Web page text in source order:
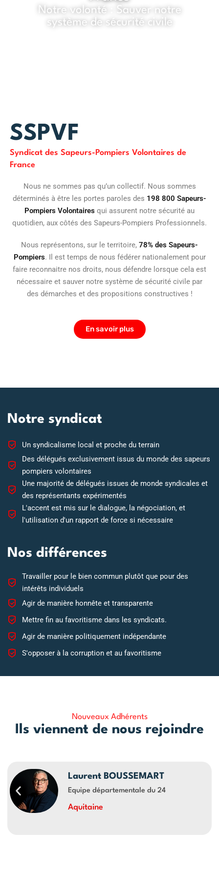
Notre volonté : Sauver notre
système de sécurité civile
SSPVF
Syndicat des Sapeurs-Pompiers Volontaires de
France
Nous ne sommes pas qu’un collectif. Nous sommes
déterminés à être les portes paroles des 198 800 Sapeurs-
Pompiers Volontaires qui assurent notre sécurité au
quotidien, aux côtés des Sapeurs-Pompiers Professionnels.
Nous représentons, sur le territoire, 78% des Sapeurs-
Pompiers. Il est temps de nous fédérer nationalement pour
faire reconnaitre nos droits, nous défendre lorsque cela est
nécessaire et sauver notre système de sécurité civile par
des démarches et des propositions constructives !
En savoir plus
Notre syndicat
Un syndicalisme local et proche du terrain
Des délégués exclusivement issus du monde des sapeurs
pompiers volontaires
Une majorité de délégués issues de monde syndicales et
des représentants expérimentés
L'accent est mis sur le dialogue, la négociation, et
l'utilisation d'un rapport de force si nécessaire
Nos différences
Travailler pour le bien commun plutôt que pour des
intérêts individuels
Agir de manière honnête et transparente
Mettre fin au favoritisme dans les syndicats.
Agir de manière politiquement indépendante
S'opposer à la corruption et au favoritisme
Nouveaux Adhérents
Ils viennent de nous rejoindre
Laurent BOUSSEMART
Equipe départementale du 24
Aquitaine